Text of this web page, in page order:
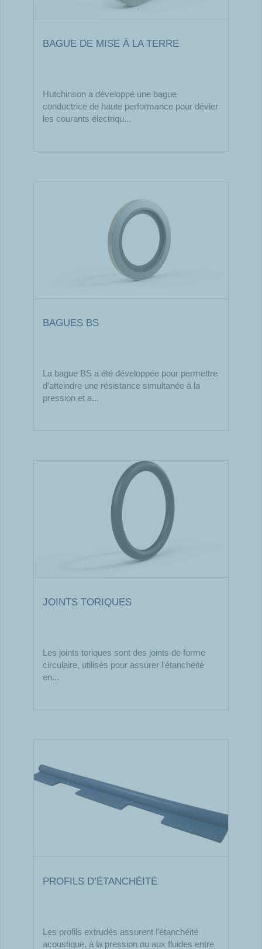
BAGUE DE MISE À LA TERRE
Hutchinson a développé une bague
conductrice de haute performance pour dévier
les courants électriqu...
BAGUES BS
La bague BS a été développée pour permettre
d’atteindre une résistance simultanée à la
pression et a...
JOINTS TORIQUES
Les joints toriques sont des joints de forme
circulaire, utilisés pour assurer l’étanchéité
en...
PROFILS D’ÉTANCHÉITÉ
Les profils extrudés assurent l’étanchéité
acoustique, à la pression ou aux fluides entre